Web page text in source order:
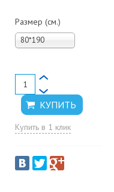
Размер (см.)
80*190
Купить в 1 клик